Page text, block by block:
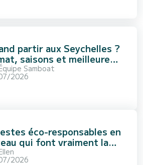
partir aux Seychelles ?
saisons et meilleure
Samboat
2026
éco-responsables en
qui font vraiment la
2026